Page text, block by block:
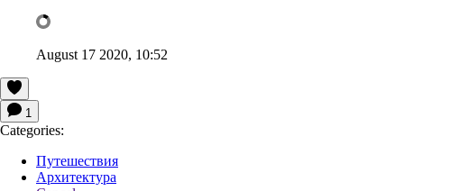
August 17 2020, 10:52
1
Categories:
Путешествия
Архитектура